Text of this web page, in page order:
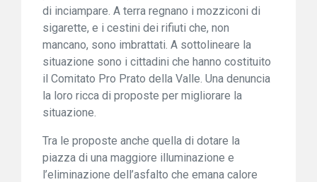
di inciampare. A terra regnano i mozziconi di
sigarette, e i cestini dei rifiuti che, non
mancano, sono imbrattati. A sottolineare la
situazione sono i cittadini che hanno costituito
il Comitato Pro Prato della Valle. Una denuncia
la loro ricca di proposte per migliorare la
situazione.
Tra le proposte anche quella di dotare la
piazza di una maggiore illuminazione e
l’eliminazione dell’asfalto che emana calore